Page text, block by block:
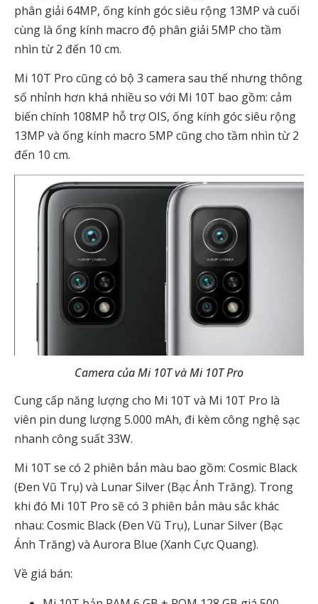
phân giải 64MP, ống kính góc siêu rộng 13MP và cuối
cùng là ống kính macro độ phân giải 5MP cho tầm
nhìn từ 2 đến 10 cm.
Mi 10T Pro cũng có bộ 3 camera sau thế nhưng thông
số nhỉnh hơn khá nhiều so với Mi 10T bao gồm: cảm
biến chính 108MP hỗ trợ OIS, ống kính góc siêu rộng
13MP và ống kính macro 5MP cũng cho tầm nhìn từ 2
đến 10 cm.
Camera của Mi 10T và Mi 10T Pro
Cung cấp năng lượng cho Mi 10T và Mi 10T Pro là
viên pin dung lượng 5.000 mAh, đi kèm công nghệ sạc
nhanh công suất 33W.
Mi 10T se có 2 phiên bản màu bao gồm: Cosmic Black
(Đen Vũ Trụ) và Lunar Silver (Bạc Ánh Trăng). Trong
khi đó Mi 10T Pro sẽ có 3 phiên bản màu sắc khác
nhau: Cosmic Black (Đen Vũ Trụ), Lunar Silver (Bạc
Ánh Trăng) và Aurora Blue (Xanh Cực Quang).
Về giá bán: